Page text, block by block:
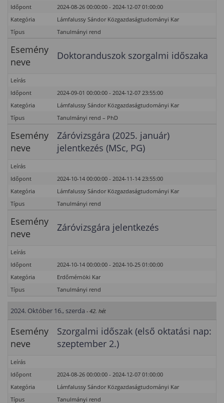
Időpont
2024-08-26 00:00:00 - 2024-12-07 01:00:00
Kategória
Lámfalussy Sándor Közgazdaságtudományi Kar
Típus
Tanulmányi rend
Esemény
neve
Doktoranduszok szorgalmi időszaka
Leírás
Időpont
2024-09-01 00:00:00 - 2024-12-07 23:55:00
Kategória
Lámfalussy Sándor Közgazdaságtudományi Kar
Típus
Tanulmányi rend – PhD
Esemény
neve
Záróvizsgára (2025. január)
jelentkezés (MSc, PG)
Leírás
Időpont
2024-10-14 00:00:00 - 2024-11-14 23:55:00
Kategória
Lámfalussy Sándor Közgazdaságtudományi Kar
Típus
Tanulmányi rend
Esemény
neve
Záróvizsgára jelentkezés
Leírás
Időpont
2024-10-14 00:00:00 - 2024-10-25 01:00:00
Kategória
Erdőmérnöki Kar
Típus
Tanulmányi rend
2024. Október 16., szerda - 42. hét
Esemény
neve
Szorgalmi időszak (első oktatási nap:
szeptember 2.)
Leírás
Időpont
2024-08-26 00:00:00 - 2024-12-07 01:00:00
Kategória
Lámfalussy Sándor Közgazdaságtudományi Kar
Típus
Tanulmányi rend